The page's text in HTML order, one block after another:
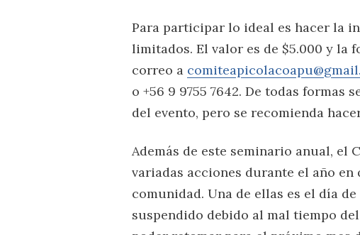
Para participar lo ideal es hacer la
limitados. El valor es de $5.000 y la
correo a
o +56 9 9755 7642. De todas
del evento, pero se recomienda
Además de este seminario anual, el
variadas acciones durante el año en
comunidad. Una de ellas es el día
suspendido debido al mal tiempo